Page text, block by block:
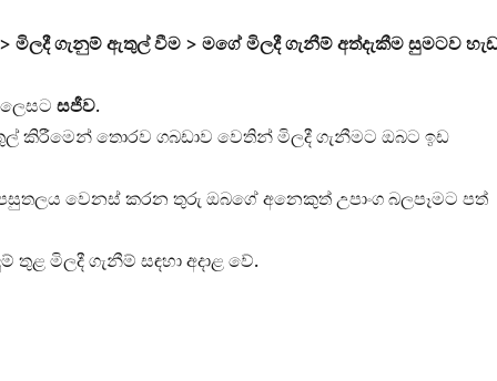
මිලදී ගැනුම් ඇතුල් වීම > මගේ මිලදී ගැනීම් අත්දැකීම සුමටව
සජීව.
කිරීමෙන් තොරව ගබඩාව වෙතින් මිලදී ගැනීමට ඔබට ඉඩ
වෙනස් කරන තුරු ඔබගේ අනෙකුත් උපාංග බලපෑමට පත්
තුළ මිලදී ගැනීම් සඳහා අදාළ වේ.